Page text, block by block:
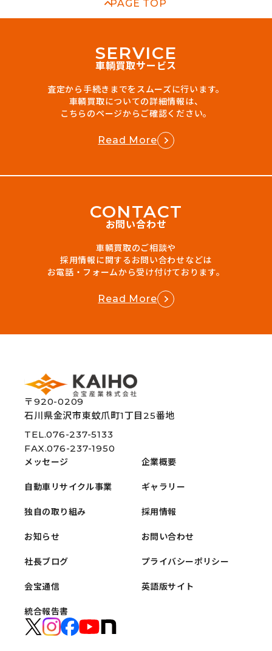
PAGE TOP
SERVICE
車輌買取サービス
査定から手続きまでをスムーズに行います。
車輌買取についての詳細情報は、
こちらのページからご確認ください。
Read More
CONTACT
お問い合わせ
車輌買取のご相談や
採用情報に関するお問い合わせなどは
お電話・フォームから受け付けております。
Read More
〒920-0209
石川県金沢市東蚊爪町1丁目25番地
TEL.076-237-5133
FAX.076-237-1950
メッセージ
自動車リサイクル事業
独自の取り組み
お知らせ
社長ブログ
会宝通信
統合報告書
企業概要
ギャラリー
採用情報
お問い合わせ
プライバシーポリシー
英語版サイト